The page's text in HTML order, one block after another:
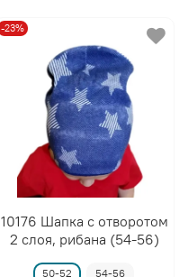
-23%
10176 Шапка с отворотом
2 слоя, рибана (54-56)
50-52 54-56